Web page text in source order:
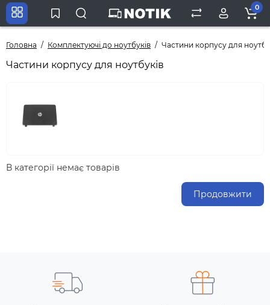
0
Головна Комплектуючі до ноутбуків Частини корпусу для
Частини корпусу для ноутбуків
В категорії немає товарів
Продовжити